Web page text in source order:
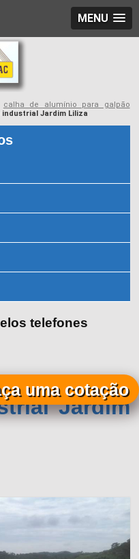
MENU
calha de alumínio para galpão
Jardim Liliza
telefones
para
Jardim
uma cotação